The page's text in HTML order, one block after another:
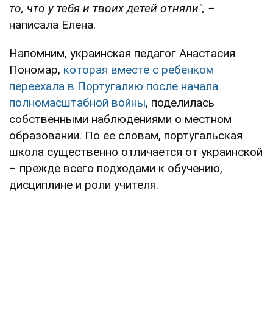
то, что у тебя и твоих детей отняли", –
написала Елена.
Напомним, украинская педагог Анастасия
Пономар, которая вместе с ребенком
переехала в Португалию после начала
полномасштабной войны, поделилась
собственными наблюдениями о местном
образовании. По ее словам, португальская
школа существенно отличается от украинской
– прежде всего подходами к обучению,
дисциплине и роли учителя.